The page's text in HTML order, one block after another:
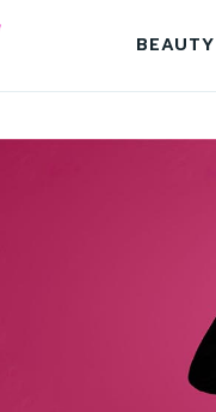
BEAUTY